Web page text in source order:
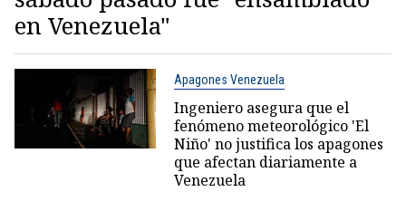
en Venezuela"
Apagones Venezuela
Ingeniero asegura que el
fenómeno meteorológico 'El
Niño' no justifica los apagones
que afectan diariamente a
Venezuela